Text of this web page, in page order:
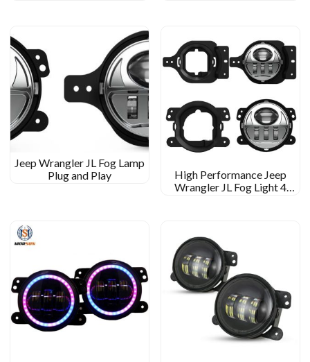
Jeep Wrangler JL Fog Lamp
Plug and Play
High Performance Jeep
Wrangler JL Fog Light 4